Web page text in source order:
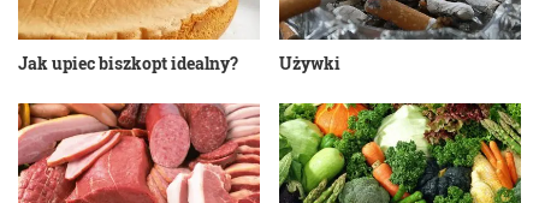
Jak upiec biszkopt idealny? Używki